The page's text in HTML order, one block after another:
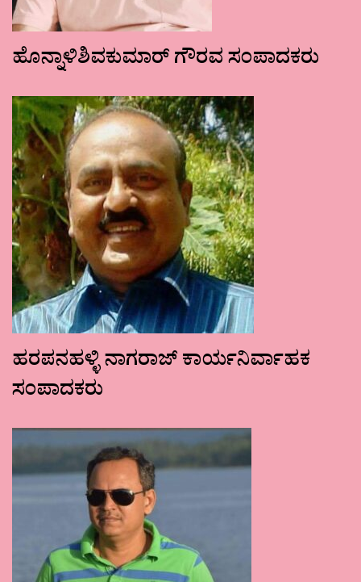
ಹೊನ್ನಾಳಿಶಿವಕುಮಾರ್ ಗೌರವ ಸಂಪಾದಕರು
ಹರಪನಹಳ್ಳಿ ನಾಗರಾಜ್ ಕಾರ್ಯನಿರ್ವಾಹಕ
ಸಂಪಾದಕರು